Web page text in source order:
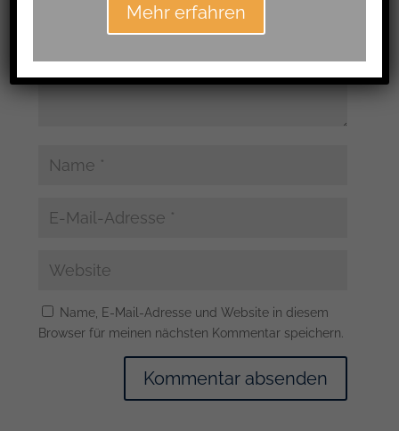
Name, E-Mail-Adresse und Website in diesem
Browser für meinen nächsten Kommentar speichern.
Mehr erfahren